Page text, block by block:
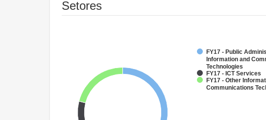
Setores
FY17 - Public
Information and
Technologies
FY17 - ICT Services
FY17 - Other
Communications